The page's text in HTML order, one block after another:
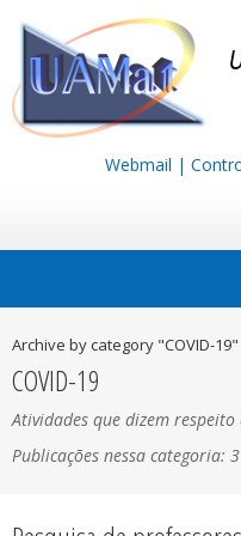
Webmail |
Archive by category "COVID-19"
COVID-19
Atividades que dizem
Publicações nessa categoria: 3